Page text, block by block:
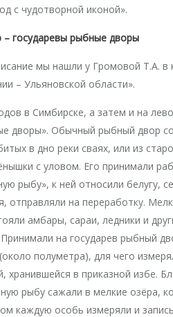
с чудотворной иконой».
– государевы рыбные дворы
мы нашли у Громовой Т.А. в
– Ульяновской области».
в Симбирске, а затем и на
дворы». Обычный рыбный двор
в дно реки сваях, или из
с уловом. Его принимали
рыбу», к ней относили белугу,
отправляли на переработку.
амбары, сараи, ледники и
на государев рыбный
полуметра), для чего
хранившейся в приказной избе.
рыбу сажали в мелкие озёра,
каждую особь измеряли и